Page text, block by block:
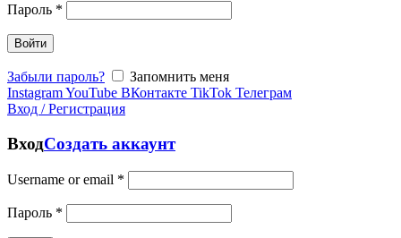
Пароль *
Войти
Забыли пароль?
Запомнить меня
InstagramYouTube ВКонтакте TikTok Телеграм
Вход / Регистрация
ВходСоздать аккаунт
Username or email *
Пароль *